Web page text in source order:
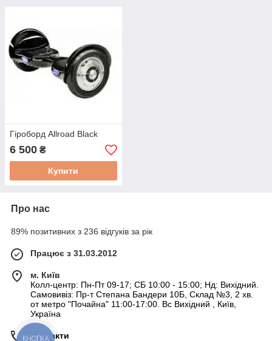
Гіроборд Allroad Black
6 500 ₴
Купити
Про нас
89% позитивних з 236 відгуків за рік
Працює з 31.03.2012
м. Київ
Колл-центр: Пн-Пт 09-17; СБ 10:00 - 15:00; Нд: Вихідний.
Самовивіз: Пр-т Степана Бандери 10Б, Склад №3, 2 хв.
от метро "Почайна" 11:00-17:00. Вс Вихідний , Київ,
Україна
Контакти
КНОПКА